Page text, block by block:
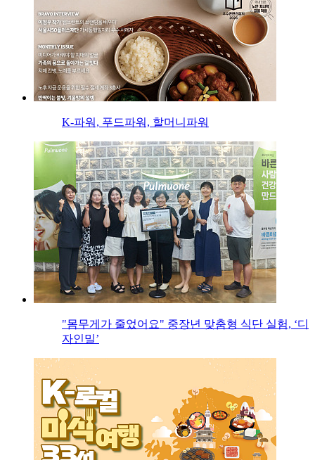
K-파워, 푸드파워, 할머니파워
"몸무게가 줄었어요" 중장년 맞춤형 식단 실험, ‘디
자인밀’